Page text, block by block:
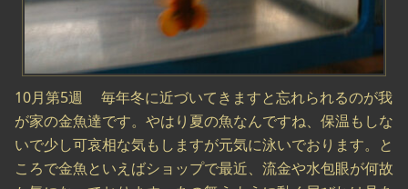
10月第5週 毎年冬に近づいてきますと忘れられるのが我
が家の金魚達です。やはり夏の魚なんですね、保温もしな
いで少し可哀相な気もしますが元気に泳いでおります。と
ころで金魚といえばショップで最近、流金や水包眼が何故